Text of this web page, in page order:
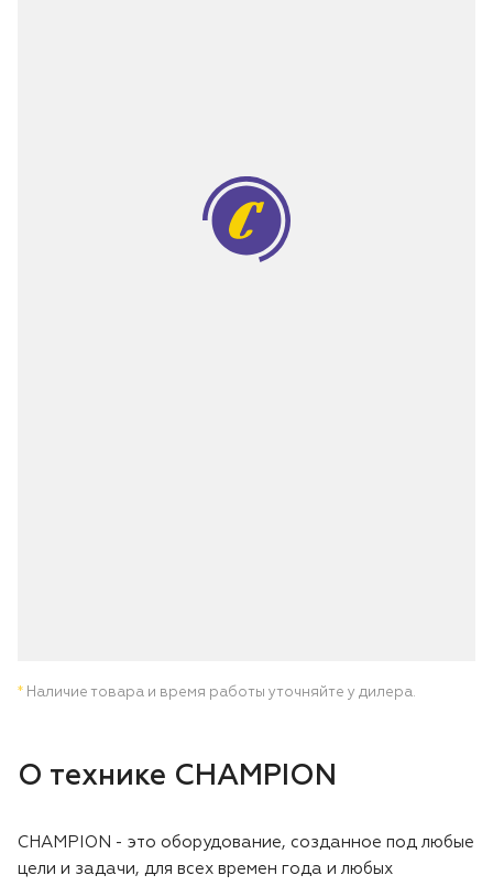
* Наличие товара и время работы уточняйте у дилера.
О технике CHAMPION
CHAMPION - это оборудование, созданное под любые
цели и задачи, для всех времен года и любых